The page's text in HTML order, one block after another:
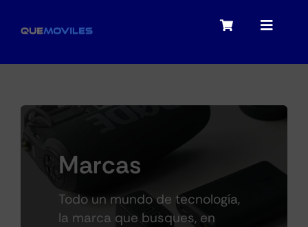
Toggle
My account
Checkout
Toggle
Marcas
Todo un mundo de tecnología,
la marca que busques, en